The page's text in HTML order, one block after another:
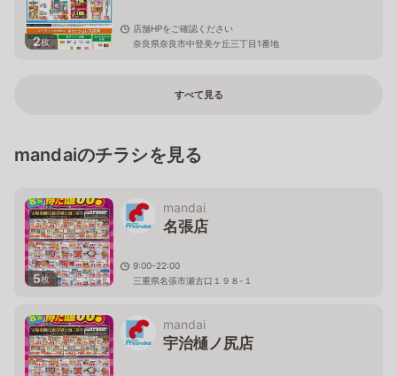
2枚
店舗HPをご確認ください
奈良県奈良市中登美ケ丘三丁目1番地
すべて見る
mandaiのチラシを見る
5枚
mandai
名張店
9:00-22:00
三重県名張市瀬古口１９８-１
mandai
宇治樋ノ尻店